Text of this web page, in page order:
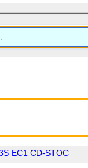
EC1 CD-STOC